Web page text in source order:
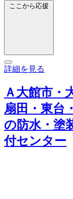
ここから応援
詳細を見る
Ａ大館市・
扇田・東台
の防水・塗
付センター